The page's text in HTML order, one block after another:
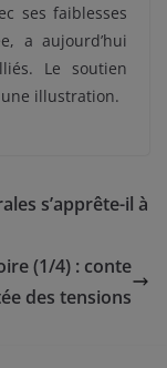
ses faiblesses
a aujourd’hui
Le soutien
illustration.
s’apprête-il à
(1/4) : conte
des tensions